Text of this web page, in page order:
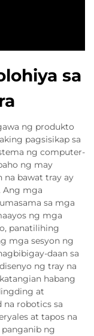
sa
ng produkto
pagsisikap sa
ng computer-
ng may
na bawat tray ay
Ang mga
sa mga
ng mga
panatilihing
mga sesyon ng
daan sa
ng tray na
habang
at
na robotics sa
at tapos na
ng